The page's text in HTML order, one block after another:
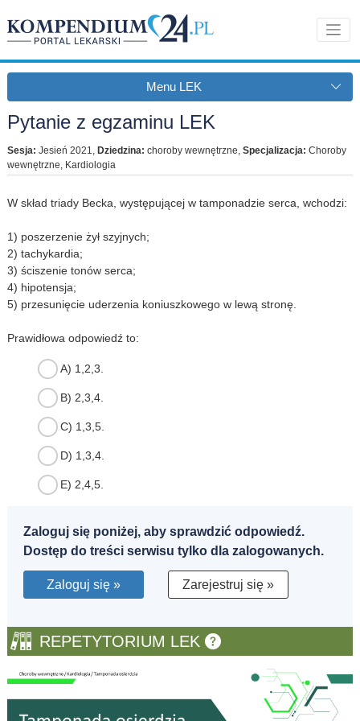
Menu LEK
Pytanie z egzaminu LEK
Sesja: Jesień 2021, Dziedzina: choroby wewnętrzne, Specjalizacja: Choroby
wewnętrzne, Kardiologia
W skład triady Becka, występującej w tamponadzie serca, wchodzi:
1) poszerzenie żył szyjnych;
2) tachykardia;
3) ściszenie tonów serca;
4) hipotensja;
5) przesunięcie uderzenia koniuszkowego w lewą stronę.
Prawidłowa odpowiedź to:
A) 1,2,3.
B) 2,3,4.
C) 1,3,5.
D) 1,3,4.
E) 2,4,5.
Zaloguj się poniżej, aby sprawdzić odpowiedź.
Dostęp do treści serwisu tylko dla zalogowanych.
Zaloguj się » Zarejestruj się »
REPETYTORIUM LEK